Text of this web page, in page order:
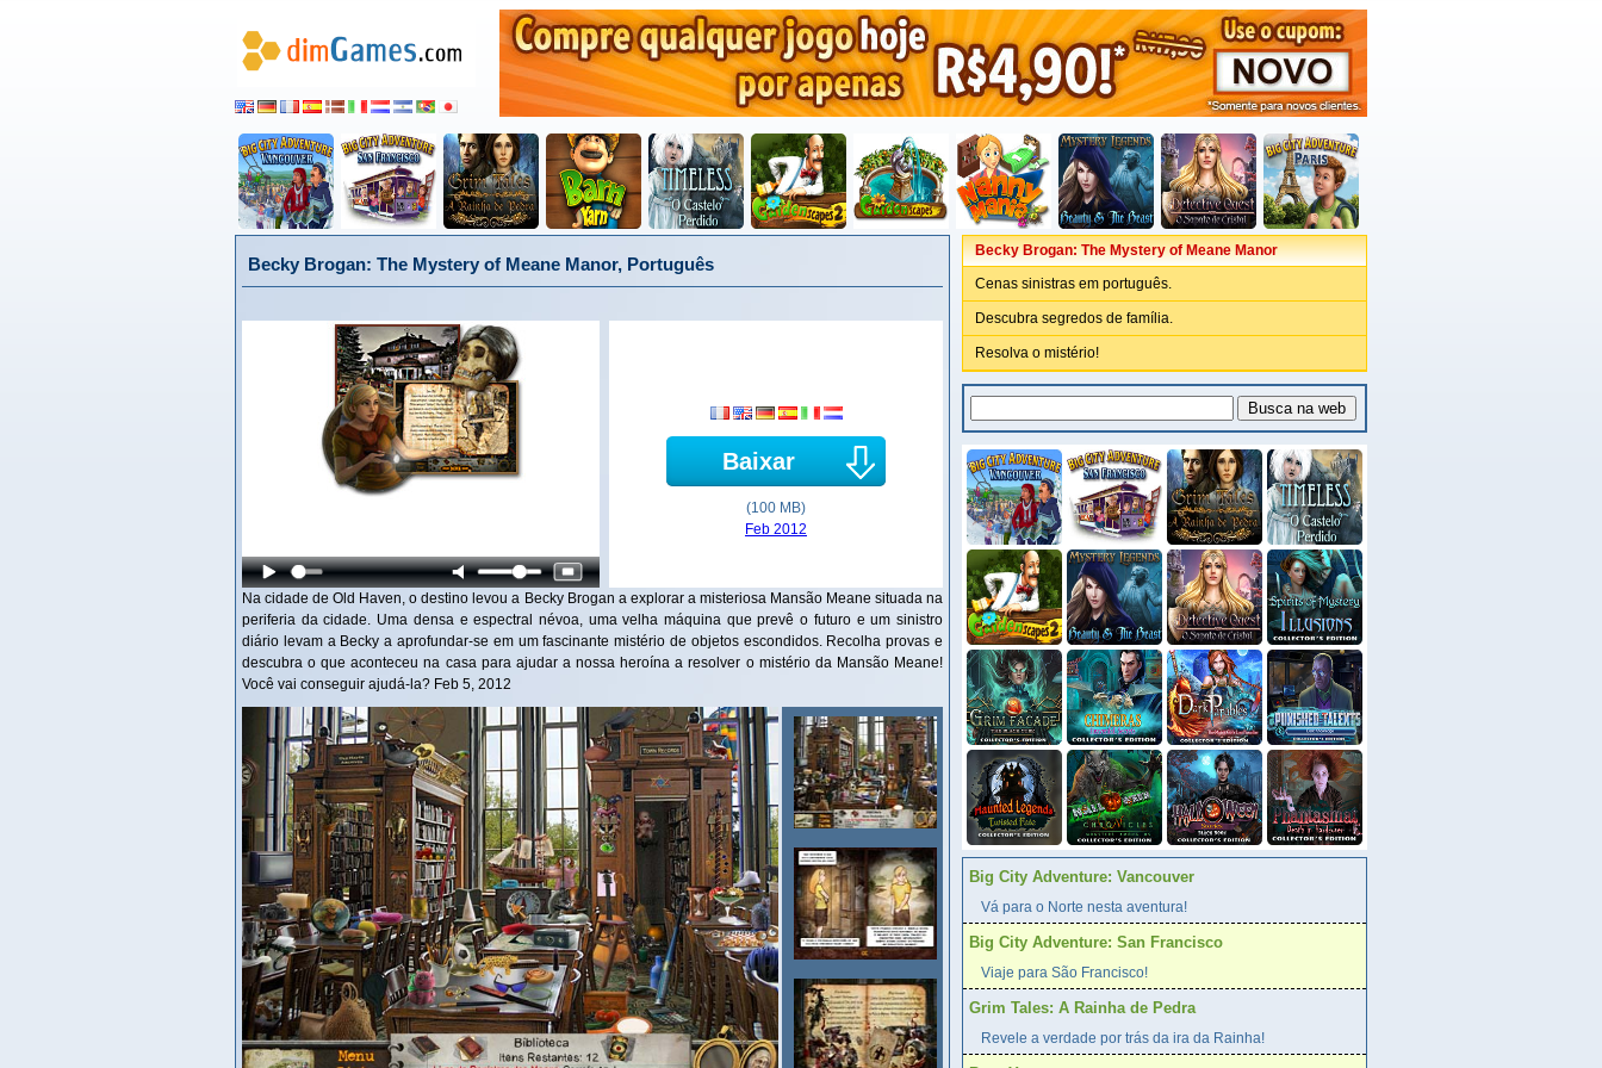
Becky Brogan: The Mystery of Meane Manor, Português
Baixar
(100 MB)
Feb 2012
Na cidade de Old Haven, o destino levou a Becky Brogan a explorar a misteriosa Mansão Meane situada na
periferia da cidade. Uma densa e espectral névoa, uma velha máquina que prevê o futuro e um sinistro
diário levam a Becky a aprofundar-se em um fascinante mistério de objetos escondidos. Recolha provas e
descubra o que aconteceu na casa para ajudar a nossa heroína a resolver o mistério da Mansão Meane!
Você vai conseguir ajudá-la? Feb 5, 2012
Becky Brogan: The Mystery of Meane Manor
Cenas sinistras em português.
Descubra segredos de família.
Resolva o mistério!
Big City Adventure: Vancouver
Vá para o Norte nesta aventura!
Big City Adventure: San Francisco
Viaje para São Francisco!
Grim Tales: A Rainha de Pedra
Revele a verdade por trás da ira da Rainha!